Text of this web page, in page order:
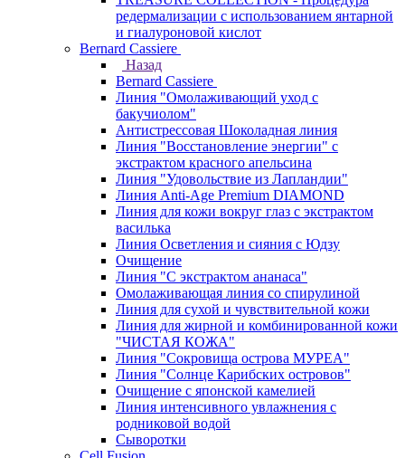
редермализации с использованием янтарной
и гиалуроновой кислот
Bernard Cassiere
Назад
Bernard Cassiere
Линия "Омолаживающий уход с
бакучиолом"
Антистрессовая Шоколадная линия
Линия "Восстановление энергии" с
экстрактом красного апельсина
Линия "Удовольствие из Лапландии"
Линия Anti-Age Premium DIAMOND
Линия для кожи вокруг глаз с экстрактом
василька
Линия Осветления и сияния с Юдзу
Очищение
Линия "С экстрактом ананаса"
Омолаживающая линия со спирулиной
Линия для сухой и чувствительной кожи
Линия для жирной и комбинированной кожи
"ЧИСТАЯ КОЖА"
Линия "Сокровища острова МУРЕА"
Линия "Солнце Карибских островов"
Очищение с японской камелией
Линия интенсивного увлажнения с
родниковой водой
Сыворотки